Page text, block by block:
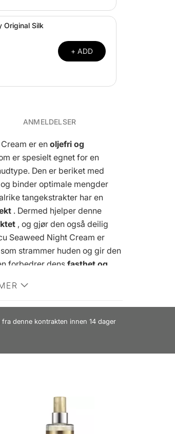
Original Silk
+ ADD
ANMELDELSER
er en oljefri og
er spesielt egnet for en
Den er beriket med
binder optimale mengder
tangekstrakter har en
. Dermed hjelper denne
, og gjør den også deilig
Seaweed Night Cream er
strammer huden og gir den
forbedrer dens fasthet og
Denne nattkremen har en
en fet overflate. Våkn
ikke porene - For kombinert,
emballasje - Fri for olje og
renset hud og etter evt. toner -
denne kontrakten innen 14 dager